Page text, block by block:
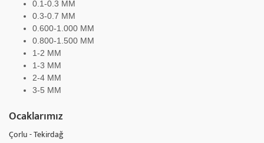
0.1-0.3 MM
0.3-0.7 MM
0.600-1.000 MM
0.800-1.500 MM
1-2 MM
1-3 MM
2-4 MM
3-5 MM
Ocaklarımız
Çorlu - Tekirdağ